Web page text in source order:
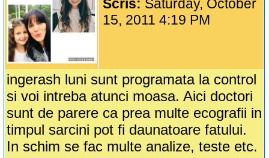
Scris: Saturday, October
15, 2011 4:19 PM
ingerash luni sunt programata la control
si voi intreba atunci moasa. Aici doctori
sunt de parere ca prea multe ecografii in
timpul sarcini pot fi daunatoare fatului.
In schim se fac multe analize, teste etc.